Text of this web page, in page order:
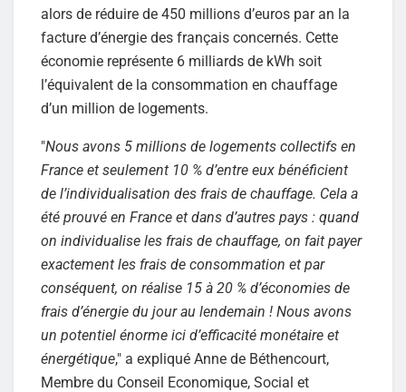
alors de réduire de 450 millions d’euros par an la
facture d’énergie des français concernés. Cette
économie représente 6 milliards de kWh soit
l’équivalent de la consommation en chauffage
d’un million de logements.
"Nous avons 5 millions de logements collectifs en
France et seulement 10 % d’entre eux bénéficient
de l’individualisation des frais de chauffage. Cela a
été prouvé en France et dans d’autres pays : quand
on individualise les frais de chauffage, on fait payer
exactement les frais de consommation et par
conséquent, on réalise 15 à 20 % d’économies de
frais d’énergie du jour au lendemain ! Nous avons
un potentiel énorme ici d’efficacité monétaire et
énergétique," a expliqué Anne de Béthencourt,
Membre du Conseil Economique, Social et